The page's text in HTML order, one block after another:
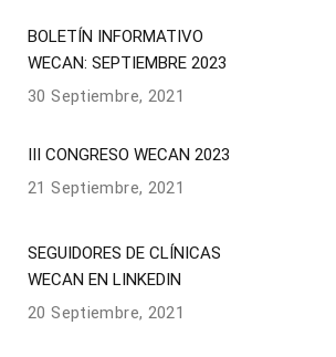
BOLETÍN INFORMATIVO
WECAN: SEPTIEMBRE 2023
30 Septiembre, 2021
III CONGRESO WECAN 2023
21 Septiembre, 2021
SEGUIDORES DE CLÍNICAS
WECAN EN LINKEDIN
20 Septiembre, 2021